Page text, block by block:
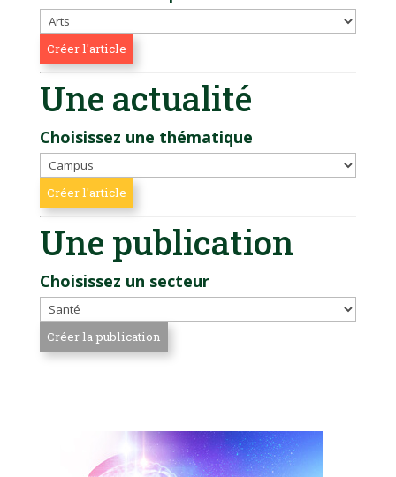
Une actualité
Choisissez une thématique
Une publication
Choisissez un secteur